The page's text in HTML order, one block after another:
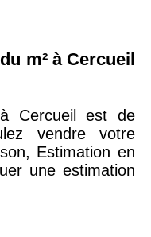
m² à Cercueil
Cercueil est de
vendre votre
Estimation en
une estimation